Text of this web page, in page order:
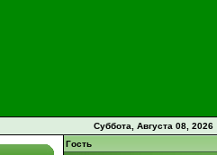
Суббота, Августа 08, 2026
Гость